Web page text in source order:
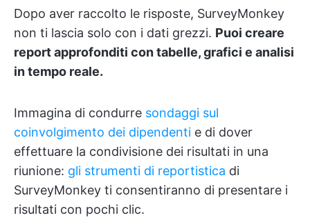
Dopo aver raccolto le risposte, SurveyMonkey
non ti lascia solo con i dati grezzi. Puoi creare
report approfonditi con tabelle, grafici e analisi
in tempo reale.
Immagina di condurre sondaggi sul
coinvolgimento dei dipendenti e di dover
effettuare la condivisione dei risultati in una
riunione: gli strumenti di reportistica di
SurveyMonkey ti consentiranno di presentare i
risultati con pochi clic.